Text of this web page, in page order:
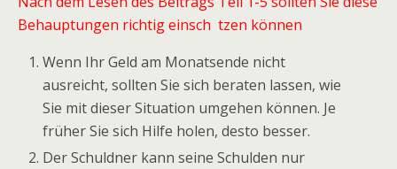
Behauptungen richtig einsch tzen können
Wenn Ihr Geld am Monatsende nicht
ausreicht, sollten Sie sich beraten lassen, wie
Sie mit dieser Situation umgehen können. Je
früher Sie sich Hilfe holen, desto besser.
Der Schuldner kann seine Schulden nur